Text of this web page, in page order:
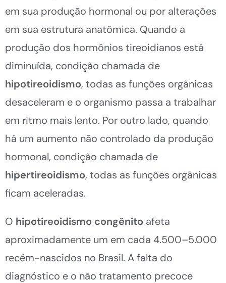
em sua produção hormonal ou por alterações
em sua estrutura anatômica. Quando a
produção dos hormônios tireoidianos está
diminuída, condição chamada de
hipotireoidismo, todas as funções orgânicas
desaceleram e o organismo passa a trabalhar
em ritmo mais lento. Por outro lado, quando
há um aumento não controlado da produção
hormonal, condição chamada de
hipertireoidismo, todas as funções orgânicas
ficam aceleradas.
O hipotireoidismo congênito afeta
aproximadamente um em cada 4.500–5.000
recém-nascidos no Brasil. A falta do
diagnóstico e o não tratamento precoce